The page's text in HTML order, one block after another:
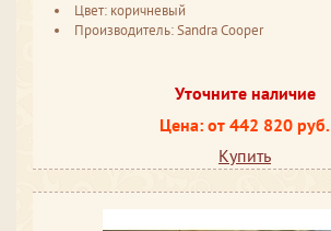
Цвет: коричневый
Производитель: Sandra Cooper
Уточните наличие
Цена: от 442 820 руб.
Купить